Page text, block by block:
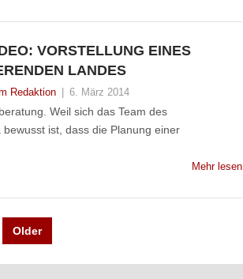
VORSTELLUNG EINES
LANDES
Redaktion 6. März 2014
Weil sich das Team des
ist, dass die Planung einer
Mehr lesen
Older